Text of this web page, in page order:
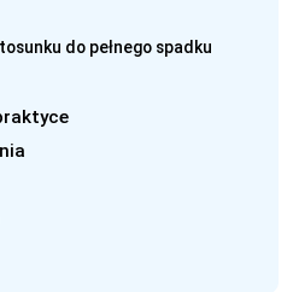
do pełnego spadku